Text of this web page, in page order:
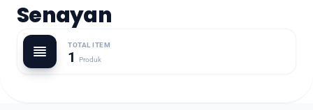
Senayan
TOTAL ITEM
1 Produk